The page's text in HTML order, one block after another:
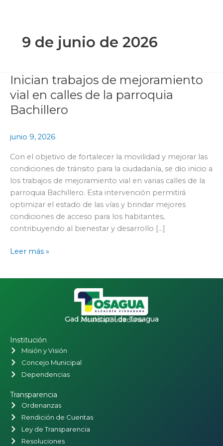
9 de junio de 2026
Inician trabajos de mejoramiento
vial en calles de la parroquia
Bachillero
junio 9, 2026
Con el objetivo de fortalecer la movilidad y mejorar las
condiciones de tránsito para la ciudadanía, se dio inicio a
los trabajos de mejoramiento vial en varias calles de la
parroquia Bachillero. Esta intervención permitirá
optimizar el estado de las vías y brindar mejores
condiciones de acceso para los habitantes,
contribuyendo al bienestar y desarrollo […]
Inician
trabajos
de
mejoramiento
en
de
la
parroquia
Bachillero
Leer más »
Gad Municipal de Tosagua
Alcaldía Ciudadana
Institución
Misión y Visión
Concejo Municipal
Dependencias
Transparencia
Ordenanzas
Rendición de Cuentas
Ley de Transparencia
Resoluciones